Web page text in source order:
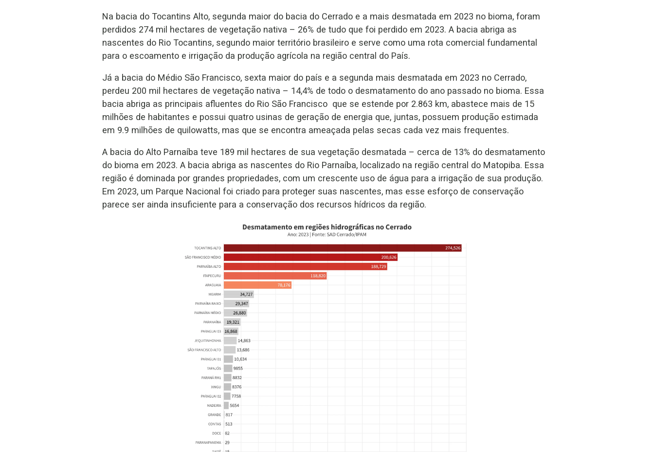
Na bacia do Tocantins Alto, segunda maior do bacia do Cerrado e a mais desmatada em 2023 no bioma, foram
perdidos 274 mil hectares de vegetação nativa – 26% de tudo que foi perdido em 2023. A bacia abriga as
nascentes do Rio Tocantins, segundo maior território brasileiro e serve como uma rota comercial fundamental
para o escoamento e irrigação da produção agrícola na região central do País.
Já a bacia do Médio São Francisco, sexta maior do país e a segunda mais desmatada em 2023 no Cerrado,
perdeu 200 mil hectares de vegetação nativa – 14,4% de todo o desmatamento do ano passado no bioma. Essa
bacia abriga as principais afluentes do Rio São Francisco que se estende por 2.863 km, abastece mais de 15
milhões de habitantes e possui quatro usinas de geração de energia que, juntas, possuem produção estimada
em 9.9 milhões de quilowatts, mas que se encontra ameaçada pelas secas cada vez mais frequentes.
A bacia do Alto Parnaíba teve 189 mil hectares de sua vegetação desmatada – cerca de 13% do desmatamento
do bioma em 2023. A bacia abriga as nascentes do Rio Parnaíba, localizado na região central do Matopiba. Essa
região é dominada por grandes propriedades, com um crescente uso de água para a irrigação de sua produção.
Em 2023, um Parque Nacional foi criado para proteger suas nascentes, mas esse esforço de conservação
parece ser ainda insuficiente para a conservação dos recursos hídricos da região.